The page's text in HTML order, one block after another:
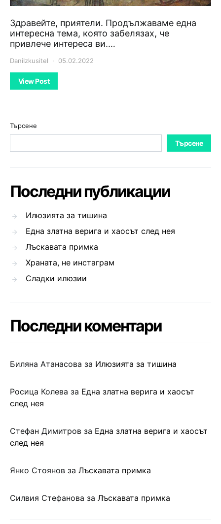
Здравейте, приятели. Продължаваме една
интересна тема, която забелязах, че
привлече интереса ви.…
DaniIzkusitel 05.02.2022
View Post
Търсене
Търсене
Последни публикации
Илюзията за тишина
Една златна верига и хаосът след нея
Лъскавата примка
Храната, не инстаграм
Сладки илюзии
Последни коментари
Биляна Атанасова за Илюзията за тишина
Росица Колева за Една златна верига и хаосът
след нея
Стефан Димитров за Една златна верига и хаосът
след нея
Янко Стоянов за Лъскавата примка
Силвия Стефанова за Лъскавата примка